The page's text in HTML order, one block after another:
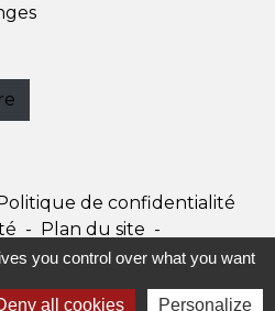
de confidentialité
- Plan du site -
des cookies
you control over what you want
all cookies Personalize